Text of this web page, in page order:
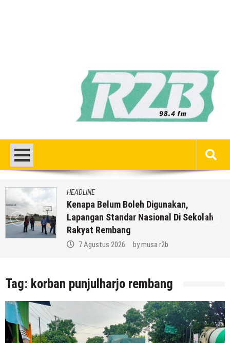
HEADLINE
Kenapa Belum Boleh Digunakan,
Lapangan Standar Nasional Di Sekolah
Rakyat Rembang
7 Agustus 2026 bymusa r2b
Tag: korban punjulharjo rembang